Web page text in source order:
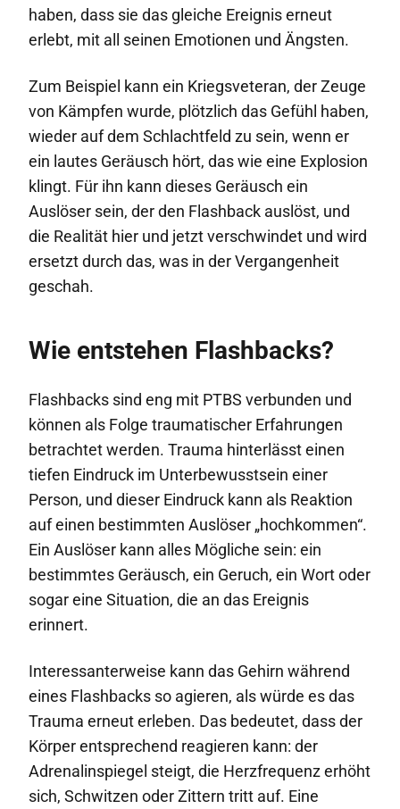
haben, dass sie das gleiche Ereignis erneut
erlebt, mit all seinen Emotionen und Ängsten.
Zum Beispiel kann ein Kriegsveteran, der Zeuge
von Kämpfen wurde, plötzlich das Gefühl haben,
wieder auf dem Schlachtfeld zu sein, wenn er
ein lautes Geräusch hört, das wie eine Explosion
klingt. Für ihn kann dieses Geräusch ein
Auslöser sein, der den Flashback auslöst, und
die Realität hier und jetzt verschwindet und wird
ersetzt durch das, was in der Vergangenheit
geschah.
Wie entstehen Flashbacks?
Flashbacks sind eng mit PTBS verbunden und
können als Folge traumatischer Erfahrungen
betrachtet werden. Trauma hinterlässt einen
tiefen Eindruck im Unterbewusstsein einer
Person, und dieser Eindruck kann als Reaktion
auf einen bestimmten Auslöser „hochkommen“.
Ein Auslöser kann alles Mögliche sein: ein
bestimmtes Geräusch, ein Geruch, ein Wort oder
sogar eine Situation, die an das Ereignis
erinnert.
Interessanterweise kann das Gehirn während
eines Flashbacks so agieren, als würde es das
Trauma erneut erleben. Das bedeutet, dass der
Körper entsprechend reagieren kann: der
Adrenalinspiegel steigt, die Herzfrequenz erhöht
sich, Schwitzen oder Zittern tritt auf. Eine